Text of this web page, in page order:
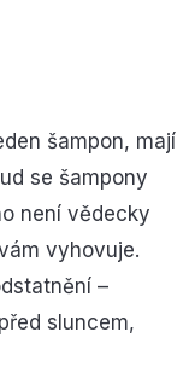
šampon, mají
se šampony
není vědecky
vyhovuje.
–
sluncem,